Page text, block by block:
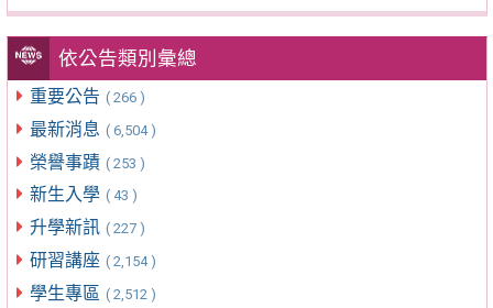
依公告類別彙總
重要公告 ( 266 )
最新消息 ( 6,504 )
榮譽事蹟 ( 253 )
新生入學 ( 43 )
升學新訊 ( 227 )
研習講座 ( 2,154 )
學生專區 ( 2,512 )